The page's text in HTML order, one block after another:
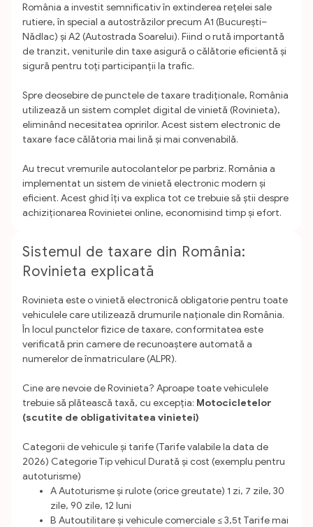
România a investit semnificativ în extinderea rețelei sale
rutiere, în special a autostrăzilor precum A1 (București–
Nădlac) și A2 (Autostrada Soarelui). Fiind o rută importantă
de tranzit, veniturile din taxe asigură o călătorie eficientă și
sigură pentru toți participanții la trafic.
Spre deosebire de punctele de taxare tradiționale, România
utilizează un sistem complet digital de vinietă (Rovinieta),
eliminând necesitatea opririlor. Acest sistem electronic de
taxare face călătoria mai lină și mai convenabilă.
Au trecut vremurile autocolantelor pe parbriz. România a
implementat un sistem de vinietă electronic modern și
eficient. Acest ghid îți va explica tot ce trebuie să știi despre
achiziționarea Rovinietei online, economisind timp și efort.
Sistemul de taxare din România:
Rovinieta explicată
Rovinieta este o vinietă electronică obligatorie pentru toate
vehiculele care utilizează drumurile naționale din România.
În locul punctelor fizice de taxare, conformitatea este
verificată prin camere de recunoaștere automată a
numerelor de înmatriculare (ALPR).
Cine are nevoie de Rovinieta? Aproape toate vehiculele
trebuie să plătească taxă, cu excepția: Motocicletelor
(scutite de obligativitatea vinietei)
Categorii de vehicule și tarife (Tarife valabile la data de
2026) Categorie Tip vehicul Durată și cost (exemplu pentru
autoturisme)
A Autoturisme și rulote (orice greutate) 1 zi, 7 zile, 30
zile, 90 zile, 12 luni
B Autoutilitare și vehicule comerciale ≤ 3,5t Tarife mai